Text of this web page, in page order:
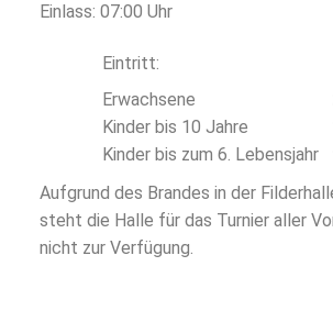
Einlass: 07:00 Uhr
Eintritt:
Erwachsene
Kinder bis 10 Jahre
Kinder bis zum 6. Lebensjahr
Aufgrund des Brandes in der
steht die Halle für das Turnier aller
nicht zur Verfügung.